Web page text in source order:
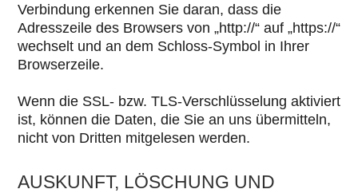
Verbindung erkennen Sie daran, dass die
Adresszeile des Browsers von „http://“ auf „https://“
wechselt und an dem Schloss-Symbol in Ihrer
Browserzeile.
Wenn die SSL- bzw. TLS-Verschlüsselung aktiviert
ist, können die Daten, die Sie an uns übermitteln,
nicht von Dritten mitgelesen werden.
AUSKUNFT, LÖSCHUNG UND